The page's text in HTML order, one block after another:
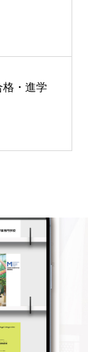
格・進学